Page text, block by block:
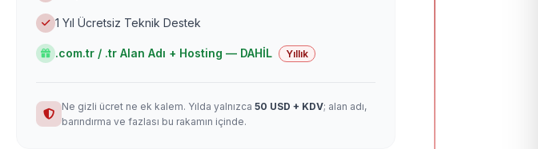
1 Yıl Ücretsiz Teknik Destek
.com.tr / .tr Alan Adı + Hosting — DAHİL Yıllık
Ne gizli ücret ne ek kalem. Yılda yalnızca 50 USD + KDV; alan adı,
barındırma ve fazlası bu rakamın içinde.